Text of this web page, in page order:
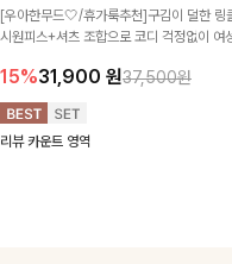
[우아한무드🤍/휴가룩추천]구김이 덜한 링
시원피스+셔츠 조합으로 코디 걱정없이 여
15%31,900 원37,500원
리뷰 카운트 영역